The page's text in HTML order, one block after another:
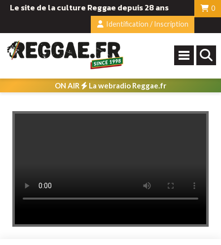
Le site de la culture Reggae depuis 28 ans
0
Identification / Inscription
ON AIR La webradio Reggae.fr